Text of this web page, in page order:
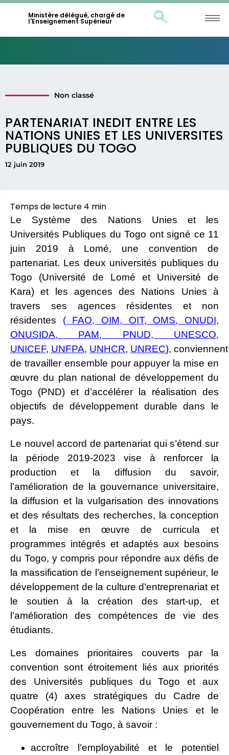
Ministère délégué, chargé de
l'Enseignement Supérieur
PARTENARIAT INEDIT ENTRE LES
NATIONS UNIES ET LES UNIVERSITES
PUBLIQUES DU TOGO
12 juin 2019
Non classé
Le Système des Nations Unies et les
Universités Publiques du Togo ont signé ce 11
juin 2019 à Lomé, une convention de
partenariat. Les deux universités publiques du
Togo (Université de Lomé et Université de
Kara) et les agences des Nations Unies à
travers ses agences résidentes et non
résidentes ( FAO, OIM, OIT, OMS, ONUDI,
ONUSIDA, PAM, PNUD, UNESCO,
UNICEF, UNFPA, UNHCR, UNREC), conviennent
de travailler ensemble pour appuyer la mise en
œuvre du plan national de développement du
Togo (PND) et d’accélérer la réalisation des
objectifs de développement durable dans le
pays.
Le nouvel accord de partenariat qui s’étend sur
la période 2019-2023 vise à renforcer la
production et la diffusion du savoir,
l’amélioration de la gouvernance universitaire,
la diffusion et la vulgarisation des innovations
et des résultats des recherches, la conception
et la mise en œuvre de curricula et
programmes intégrés et adaptés aux besoins
du Togo, y compris pour répondre aux défis de
la massification de l’enseignement supérieur, le
développement de la culture d’entreprenariat et
le soutien à la création des start-up, et
l’amélioration des compétences de vie des
étudiants.
Les domaines prioritaires couverts par la
convention sont étroitement liés aux priorités
des Universités publiques du Togo et aux
quatre (4) axes stratégiques du Cadre de
Coopération entre les Nations Unies et le
gouvernement du Togo, à savoir :
accroître l’employabilité et le potentiel